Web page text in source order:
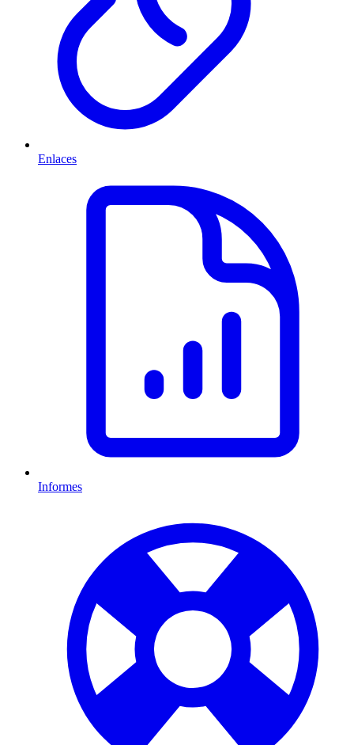
Enlaces
Informes